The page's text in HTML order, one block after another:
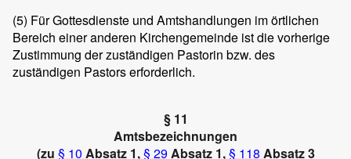
(5) Für Gottesdienste und Amtshandlungen im örtlichen
Bereich einer anderen Kirchengemeinde ist die vorherige
Zustimmung der zuständigen Pastorin bzw. des
zuständigen Pastors erforderlich.
§ 11
Amtsbezeichnungen
(zu § 10 Absatz 1,§ 29Absatz 1,§ 118 Absatz 3